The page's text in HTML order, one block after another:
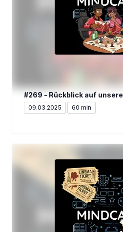
#269 - Rückblick auf
09.03.2025 60 min